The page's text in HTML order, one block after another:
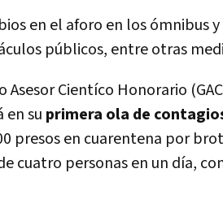
en el aforo en los ómnibus
públicos, entre otras
Cientíco Honorario
en su primera ola de
presos en cuarentena por
cuatro personas en un día,